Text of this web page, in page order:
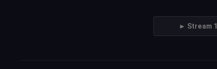
► Stream 1